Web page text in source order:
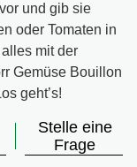
und gib sie
oder Tomaten in
mit der
Gemüse Bouillon
geht’s!
Stelle eine
Frage